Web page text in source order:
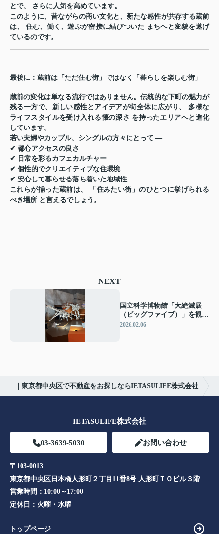
とで、 さらに人気を高めています。
このように、昔ながらの商い文化と、新たな感性が共存する蔵前
は、 住む、働く、遊ぶが密接に結びついた まちへと変貌を遂げ
ているのです。
最後に：蔵前は「ただ住む街」ではなく「暮らしを楽しむ街」
蔵前の変化は単なる流行ではありません。伝統的な下町の魅力が
残る一方で、新しい感性とアイデアが街全体に広がり、 多様な
ライフスタイルを受け入れる懐の深さ を持ったエリアへと進化
しています。
若い夫婦やカップル、シングルの方々にとって —
✔ 都心アクセスの良さ
✔ 日常を彩るカフェカルチャー
✔ 個性的でクリエイティブな住環境
✔ 安心して暮らせる落ち着いた地域性
これらが揃った蔵前は、
「住みたい街」のひとつに挙げられる
べき場所 と言えるでしょう。
NEXT
国立科学博物館「大絶滅展
（ビッグファイブ）」を観て
きました
2026.02.06
｜東京都中央区で不動産をお探しならIETASULIFE株式会社
IETASULIFE株式会社
03-3639-5030 お問い合わせ
〒103-0013
東京都中央区日本橋人形町２丁目11番8号 人形町ＴＯビル３階
営業時間： 10:00～17:00
定休日： 火曜・水曜
トップページ